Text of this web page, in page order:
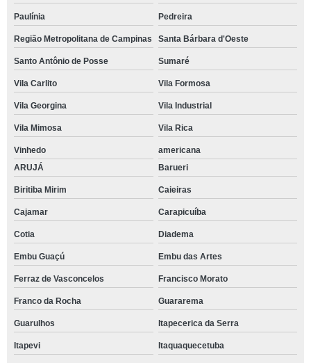
Paulínia Pedreira
Região Metropolitana de Campinas Santa Bárbara d'Oeste
Santo Antônio de Posse Sumaré
Vila Carlito Vila Formosa
Vila Georgina Vila Industrial
Vila Mimosa Vila Rica
Vinhedo
americana
ARUJÁ
Barueri
Biritiba Mirim Caieiras
Cajamar Carapicuíba
Cotia Diadema
Embu Guaçú Embu das Artes
Ferraz de Vasconcelos Francisco Morato
Franco da Rocha Guararema
Guarulhos Itapecerica da Serra
Itapevi Itaquaquecetuba